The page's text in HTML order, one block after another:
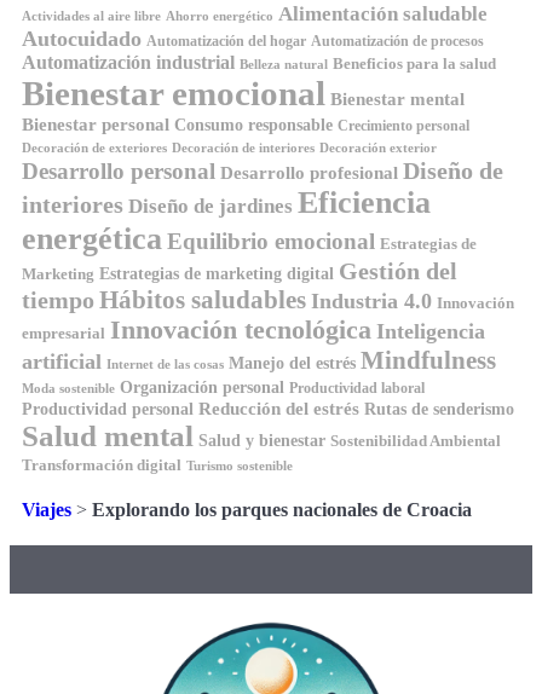
Actividades al aire libre Ahorro energético Alimentación saludable
Autocuidado Automatización del hogar Automatización de procesos
Automatización industrial Belleza natural Beneficios para la salud
Bienestar emocional Bienestar mental
Bienestar personal Consumo responsable Crecimiento personal
Decoración de exteriores Decoración de interiores Decoración exterior
Desarrollo personal Desarrollo profesional Diseño de
interiores Diseño de jardines Eficiencia
energéticaEquilibrio emocional Estrategias de
Marketing Estrategias de marketing digital Gestión del
tiempo Hábitos saludables Industria 4.0 Innovación
empresarial Innovación tecnológica Inteligencia
artificial Internet de las cosas Manejo del estrés Mindfulness
Moda sostenible Organización personal Productividad laboral
Productividad personal Reducción del estrés Rutas de senderismo
Salud mental Salud y bienestar Sostenibilidad Ambiental
Transformación digital Turismo sostenible
Viajes > Explorando los parques nacionales de Croacia